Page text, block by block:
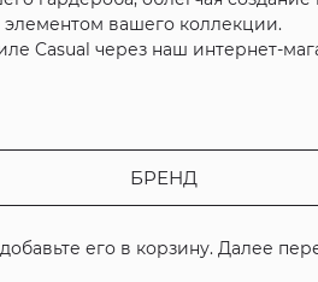
элементом вашего коллекции.
Casual через наш интернет-
БРЕНД
его в корзину. Далее